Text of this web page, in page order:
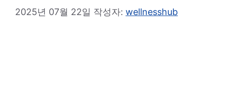
2025년 07월 22일 작성자: wellnesshub